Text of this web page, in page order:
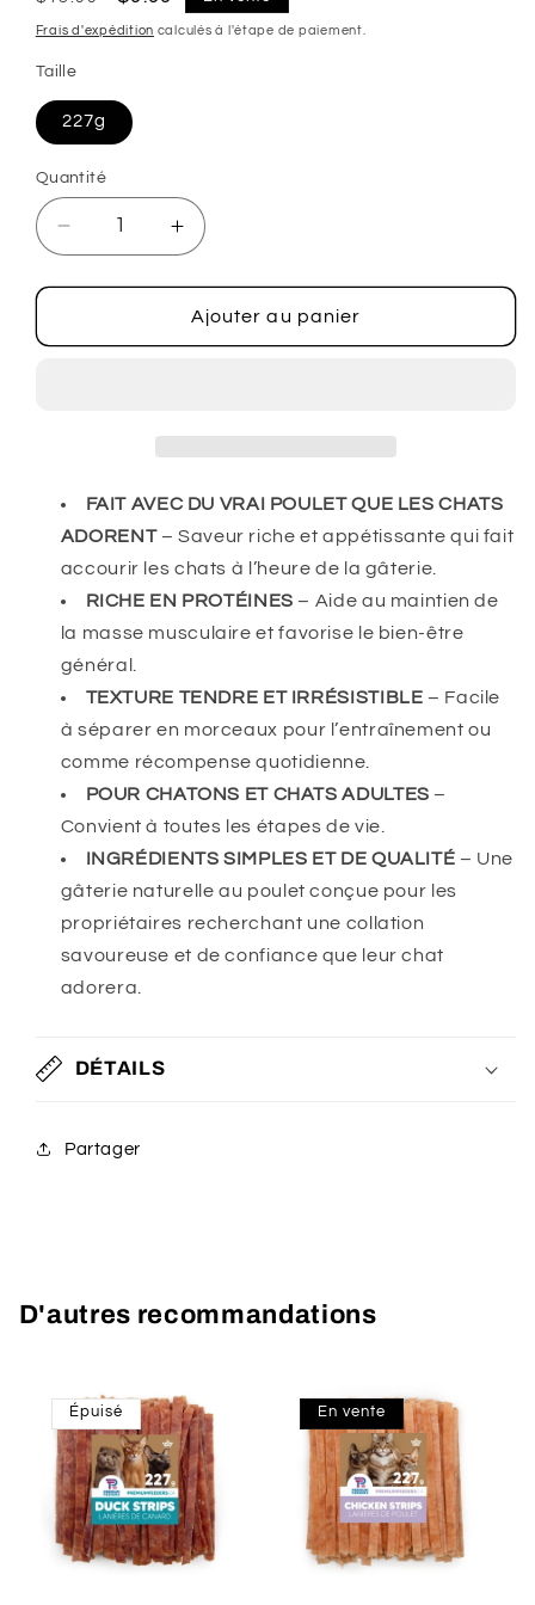
habituelpromotionnel
Frais d'expédition calculés à l'étape de paiement.
Taille
227g
Quantité
Réduire
la
quantité
Lanières
Augmenter
la
quantité
de
Lanières
Ajouter au panier
FAIT AVEC DU VRAI POULET QUE LES CHATS
ADORENT– Saveur riche et appétissante qui fait
accourir les chats à l’heure de la gâterie.
RICHE EN PROTÉINES – Aide au maintien de
la masse musculaire et favorise le bien-être
général.
TEXTURE TENDRE ET IRRÉSISTIBLE – Facile
à séparer en morceaux pour l’entraînement ou
comme récompense quotidienne.
POUR CHATONS ET CHATS ADULTES –
Convient à toutes les étapes de vie.
INGRÉDIENTS SIMPLES ET DE QUALITÉ – Une
gâterie naturelle au poulet conçue pour les
propriétaires recherchant une collation
savoureuse et de confiance que leur chat
adorera.
DÉTAILS
Partager
D'autres recommandations
Épuisé En vente